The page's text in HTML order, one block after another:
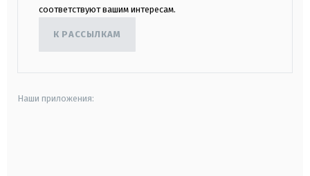
соответствуют вашим интересам.
К РАССЫЛКАМ
Наши приложения: